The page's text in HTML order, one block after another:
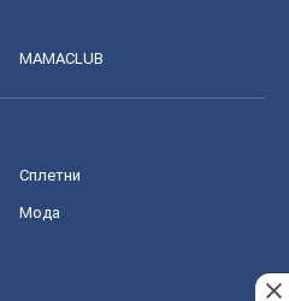
MAMACLUB
Сплетни
Мода